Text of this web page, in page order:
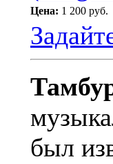
Цена: 1 200 руб.
был